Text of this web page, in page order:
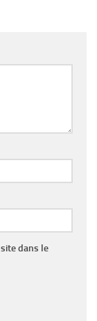
dans le